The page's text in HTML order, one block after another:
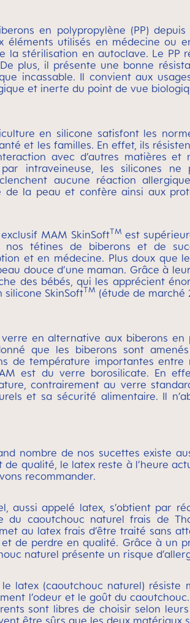
en polypropylène (PP)
éléments utilisés en médecine ou
la stérilisation en autoclave. Le PP
plus, il présente une bonne
incassable. Il convient aux
et inerte du point de vue
en silicone satisfont les
et les familles. En effet, ils
avec d’autres matières
intraveineuse, les silicones ne
aucune réaction
de la peau et confère ainsi aux
MAM SkinSoftTM est
nos tétines de biberons et de
et en médecine. Plus doux que
douce d’une maman. Grâce à
des bébés, qui les apprécient
SkinSoftTM (étude de marché
en alternative aux biberons
que les biberons sont
de température importantes
est du verre borosilicate. En
contrairement au verre
et sa sécurité alimentaire. Il
nombre de nos sucettes existe
qualité, le latex reste à l’heure
recommander.
aussi appelé latex, s’obtient par
du caoutchouc naturel frais de
au latex frais d’être traité sans
de perdre en qualité. Grâce à un
naturel présente un risque
latex (caoutchouc naturel)
l’odeur et le goût du
sont libres de choisir selon
être sûrs que les deux matériaux